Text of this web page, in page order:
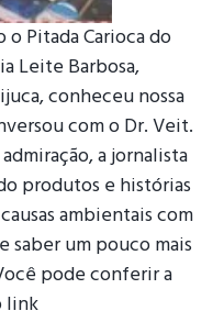
Pitada Carioca do
Leite Barbosa,
conheceu nossa
com o Dr. Veit.
a jornalista
produtos e histórias
ambientais com
saber um pouco mais
pode conferir a
link